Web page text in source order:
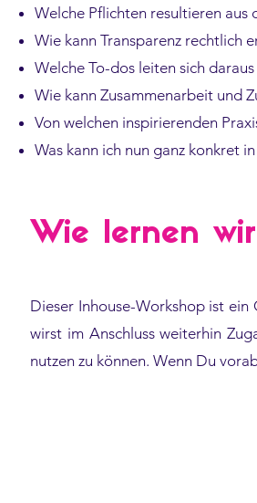
Welche Pflichten resultieren aus
Wie kann Transparenz rechtlich
Welche To-dos leiten sich
Wie kann Zusammenarbeit und
Von welchen inspirierenden
Was kann ich nun ganz konkret
Wie lernen
Dieser Inhouse-Workshop ist
wirst im Anschluss weiterhin
nutzen zu können. Wenn Du